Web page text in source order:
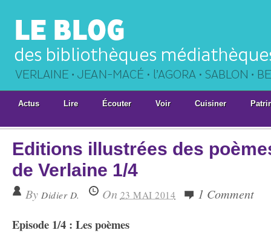
Actus Lire Écouter Voir Cuisiner
Editions illustrées des
de Verlaine 1/4
By Didier D. On 23 MAI 2014 1 Comment
Episode 1/4 : Les poèmes